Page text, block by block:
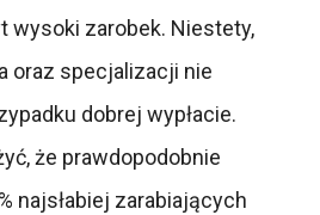
wysoki zarobek. Niestety,
oraz specjalizacji nie
dobrej wypłacie.
że prawdopodobnie
najsłabiej zarabiających